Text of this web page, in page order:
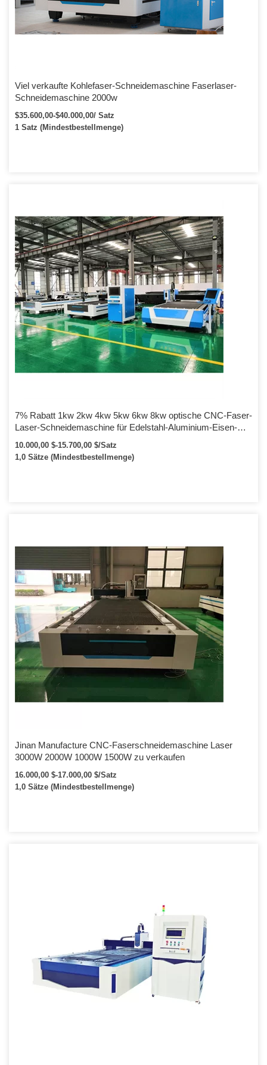
Viel verkaufte Kohlefaser-Schneidemaschine Faserlaser-
Schneidemaschine 2000w
$35.600,00-$40.000,00/ Satz
1 Satz (Mindestbestellmenge)
7% Rabatt 1kw 2kw 4kw 5kw 6kw 8kw optische CNC-Faser-
Laser-Schneidemaschine für Edelstahl-Aluminium-Eisen-
10.000,00 $-15.700,00 $/Satz
1,0 Sätze (Mindestbestellmenge)
Jinan Manufacture CNC-Faserschneidemaschine Laser
3000W 2000W 1000W 1500W zu verkaufen
16.000,00 $-17.000,00 $/Satz
1,0 Sätze (Mindestbestellmenge)